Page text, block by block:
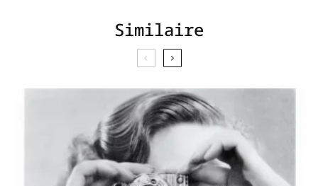
Similaire